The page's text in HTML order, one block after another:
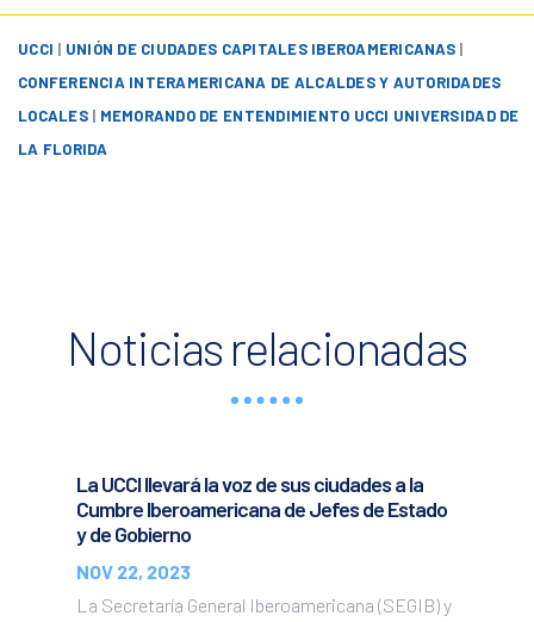
UCCI | UNIÓN DE CIUDADES CAPITALES IBEROAMERICANAS |
CONFERENCIA INTERAMERICANA DE ALCALDES Y AUTORIDADES
LOCALES| MEMORANDO DE ENTENDIMIENTO UCCI UNIVERSIDAD DE
LA FLORIDA
Noticias relacionadas
La UCCI llevará la voz de sus ciudades a la
Cumbre Iberoamericana de Jefes de Estado
y de Gobierno
NOV 22, 2023
La Secretaría General Iberoamericana (SEGIB) y